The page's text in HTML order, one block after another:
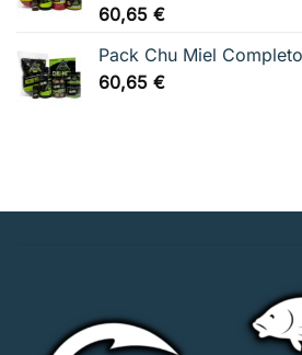
60,65 €
Pack Chu Miel
60,65 €